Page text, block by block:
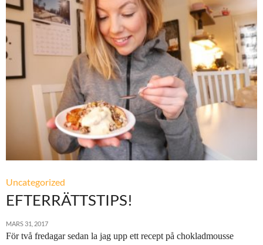
Uncategorized
EFTERRÄTTSTIPS!
MARS 31, 2017
För två fredagar sedan la jag upp ett recept på chokladmousse